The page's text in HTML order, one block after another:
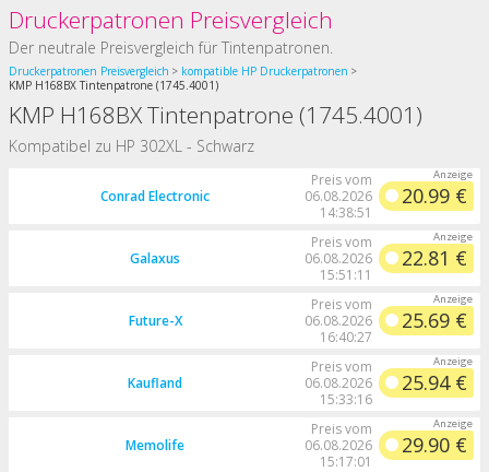
Druckerpatronen Preisvergleich
Der neutrale Preisvergleich für Tintenpatronen.
Druckerpatronen Preisvergleich
kompatible HP Druckerpatronen
KMP H168BX Tintenpatrone (1745.4001)
KMP H168BX Tintenpatrone (1745.4001)
Kompatibel zu HP 302XL - Schwarz
Conrad Electronic
Preis vom
06.08.2026
14:38:51
20.99 €
Galaxus
Preis vom
06.08.2026
15:51:11
22.81 €
Future-X
Preis vom
06.08.2026
16:40:27
25.69 €
Kaufland
Preis vom
06.08.2026
15:33:16
25.94 €
Memolife
Preis vom
06.08.2026
15:17:01
29.90 €